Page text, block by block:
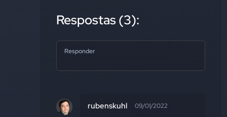
Respostas (3):
Responder
rubenskuhl 09/01/2022